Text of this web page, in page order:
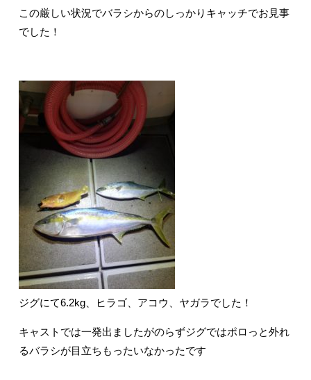
この厳しい状況でバラシからのしっかりキャッチでお見事
でした！
ジグにて6.2kg、ヒラゴ、アコウ、ヤガラでした！
キャストでは一発出ましたがのらずジグではポロっと外れ
るバラシが目立ちもったいなかったです